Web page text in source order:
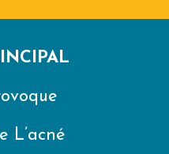
L’acné